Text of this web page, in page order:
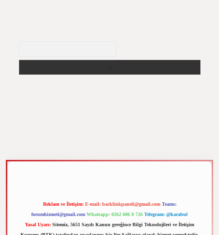
Reklam ve İletişim: E-mail: backlinkpaneli@gmail.com Teams:
forumhizmeti@gmail.com Whatsapp: 0262 606 0 726 Telegram: @karabul
Yasal Uyarı: Sitemiz, 5651 Sayılı Kanun gereğince Bilgi Teknolojileri ve İletişim